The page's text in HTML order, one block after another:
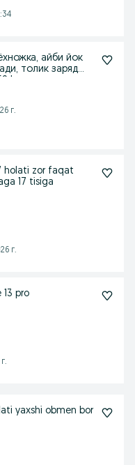
айби йок
толик заряд
km
г.
holati zor faqat
17 tisiga
г.
pro
yaxshi obmen bor